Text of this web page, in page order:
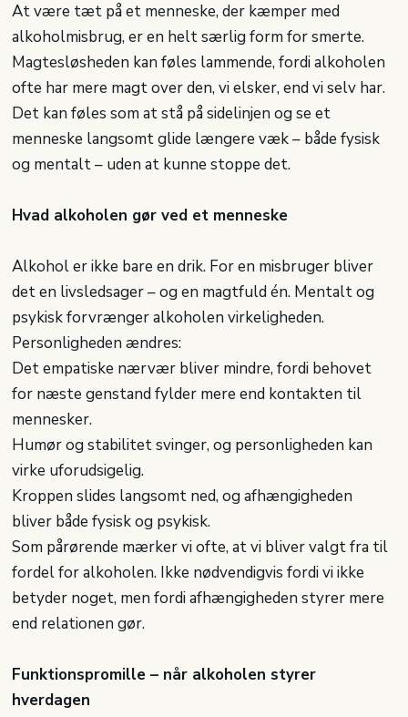
At være tæt på et menneske, der kæmper med
alkoholmisbrug, er en helt særlig form for smerte.
Magtesløsheden kan føles lammende, fordi alkoholen
ofte har mere magt over den, vi elsker, end vi selv har.
Det kan føles som at stå på sidelinjen og se et
menneske langsomt glide længere væk – både fysisk
og mentalt – uden at kunne stoppe det.
Hvad alkoholen gør ved et menneske
Alkohol er ikke bare en drik. For en misbruger bliver
det en livsledsager – og en magtfuld én. Mentalt og
psykisk forvrænger alkoholen virkeligheden.
Personligheden ændres:
Det empatiske nærvær bliver mindre, fordi behovet
for næste genstand fylder mere end kontakten til
mennesker.
Humør og stabilitet svinger, og personligheden kan
virke uforudsigelig.
Kroppen slides langsomt ned, og afhængigheden
bliver både fysisk og psykisk.
Som pårørende mærker vi ofte, at vi bliver valgt fra til
fordel for alkoholen. Ikke nødvendigvis fordi vi ikke
betyder noget, men fordi afhængigheden styrer mere
end relationen gør.
Funktionspromille – når alkoholen styrer
hverdagen